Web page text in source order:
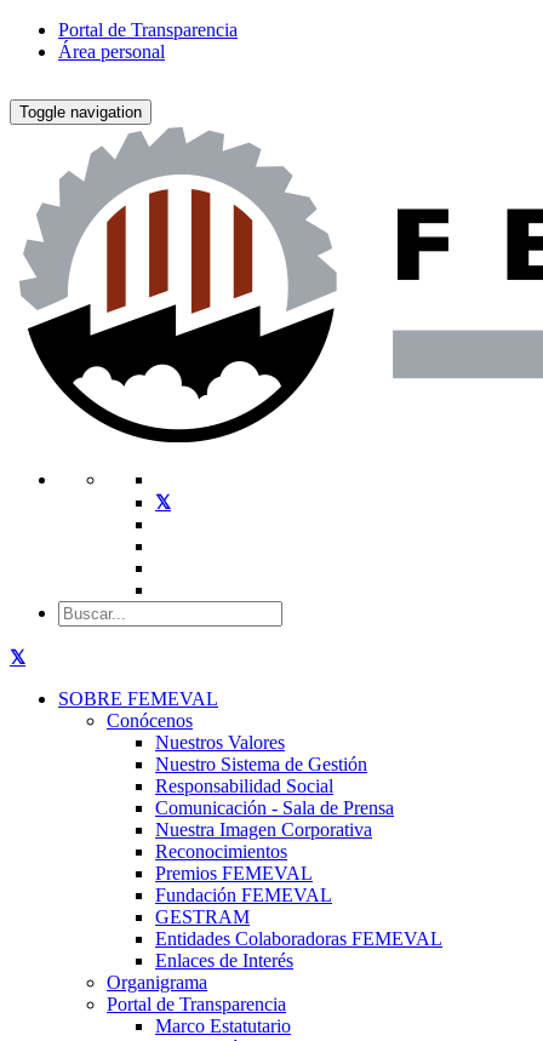
Portal de Transparencia
Área personal
Toggle navigation
SOBRE FEMEVAL
Conócenos
Nuestros Valores
Nuestro Sistema de Gestión
Responsabilidad Social
Comunicación - Sala de Prensa
Nuestra Imagen Corporativa
Reconocimientos
Premios FEMEVAL
Fundación FEMEVAL
GESTRAM
Entidades Colaboradoras FEMEVAL
Enlaces de Interés
Organigrama
Portal de Transparencia
Marco Estatutario